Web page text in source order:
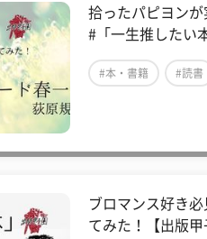
拾ったパピヨンが
#「一生推したい
#本・書籍 #読書
ブロマンス好き
てみた！【出版甲